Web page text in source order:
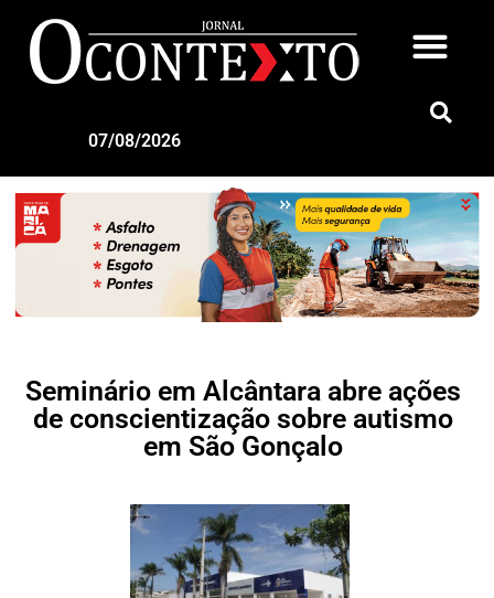
07/08/2026
Seminário em Alcântara abre ações
de conscientização sobre autismo
em São Gonçalo